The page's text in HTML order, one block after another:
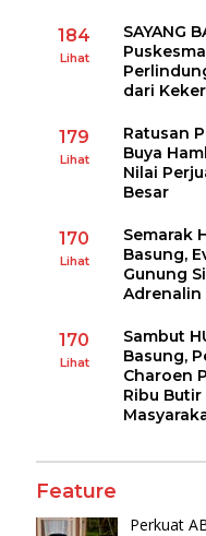
184
Lihat
SAYANG
dari
179
Lihat
Ratusan
Buya
Nilai
Besar
170
Lihat
Semarak
Basung,
Gunung
Adrenalin
170
Lihat
Sambut
Basung,
Charoen
Ribu
Feature
Perkuat